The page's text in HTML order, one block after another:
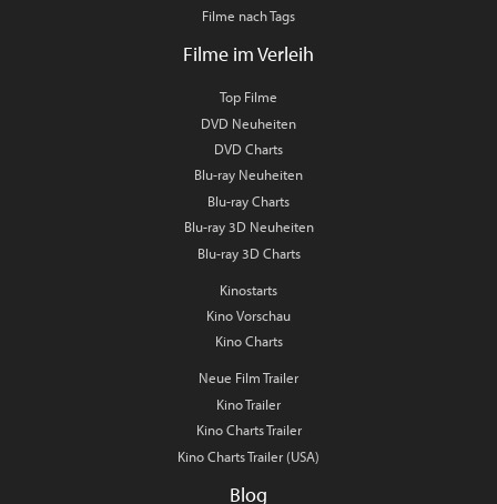
Filme nach Tags
Filme im Verleih
Top Filme
DVD Neuheiten
DVD Charts
Blu-ray Neuheiten
Blu-ray Charts
Blu-ray 3D Neuheiten
Blu-ray 3D Charts
Kinostarts
Kino Vorschau
Kino Charts
Neue Film Trailer
Kino Trailer
Kino Charts Trailer
Kino Charts Trailer (USA)
Blog